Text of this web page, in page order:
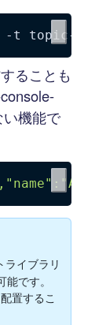
-t
ることも
機能で
イブラリ
です。
置するこ